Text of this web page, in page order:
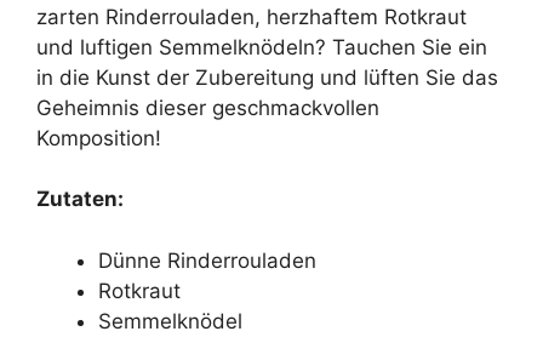
zarten Rinderrouladen, herzhaftem Rotkraut
und luftigen Semmelknödeln? Tauchen Sie ein
in die Kunst der Zubereitung und lüften Sie das
Geheimnis dieser geschmackvollen
Komposition!
Zutaten:
Dünne Rinderrouladen
Rotkraut
Semmelknödel